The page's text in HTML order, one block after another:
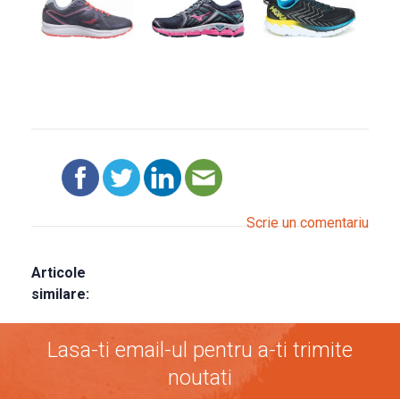
Scrie un comentariu
Articole
similare:
Lasa-ti email-ul pentru a-ti trimite
noutati